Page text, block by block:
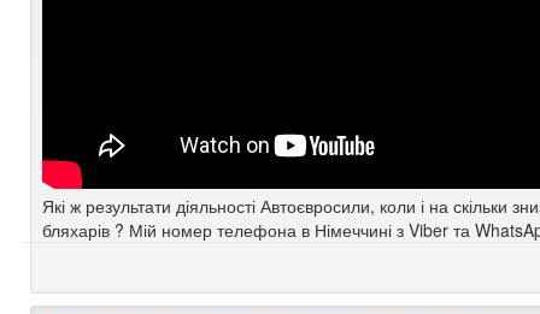
Які ж результати діяльності Автоєвросили, коли і на скільки
бляхарів ? Мій номер телефона в Німеччині з Viber та